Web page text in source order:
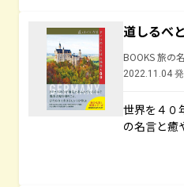
道しるべ
BOOKS 旅の
2022.11.04
世界を４０
の名言と癒